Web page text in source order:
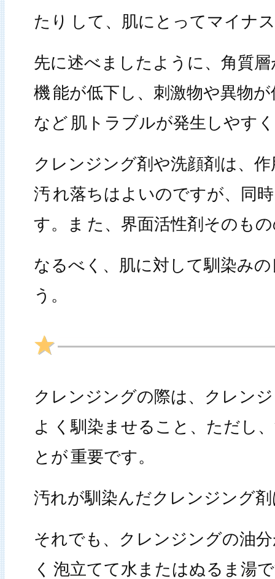
たり して、肌にとってマイナ
先に述べましたように、角質
機能が低下し、刺激物や異物
など 肌トラブルが発生しやす
クレンジング剤や洗顔剤は、
汚れ落ちはよいのですが、同
す。ま た、界面活性剤そのも
なるべく、肌に対して馴染み
う。
クレンジングの際は、クレン
よ く馴染ませること、ただし
とが重要です。
汚れが馴染んだクレンジング
それでも、クレンジングの油
く 泡立てて水またはぬるま湯